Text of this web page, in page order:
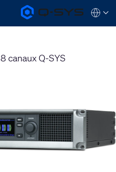
Q-
SYS
canaux Q-SYS